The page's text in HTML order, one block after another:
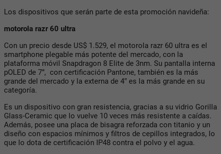
Los dispositivos que serán parte de esta promoción navideña:
motorola razr 60 ultra
Con un precio desde US$ 1.529, el motorola razr 60 ultra es el
smartphone plegable más potente del mercado, con la
plataforma móvil Snapdragon 8 Elite de 3nm. Su pantalla interna
pOLED de 7”, con certificación Pantone, también es la más
grande del mercado y la externa de 4″ es la más grande en su
categoría.
Es un dispositivo con gran resistencia, gracias a su vidrio Gorilla
Glass-Ceramic que lo vuelve 10 veces más resistente a caídas.
Además, posee una placa de bisagra reforzada con titanio y un
diseño con espacios mínimos y filtros de cepillos integrados, lo
que lo dota de certificación IP48 contra el polvo y el agua.